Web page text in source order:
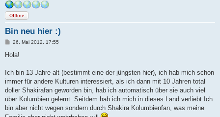
Offline
Bin neu hier :)
B
i
a
26. Mai 2012, 17:55
Hola!
Ich bin 13 Jahre alt (bestimmt eine der jüngsten hier), ich hab mich schon
immer für andere Kulturen interessiert, als ich dann mit 10 Jahren total
doller Shakirafan geworden bin, hab ich automatisch über sie auch viel
über Kolumbien gelernt. Seitdem hab ich mich in dieses Land verliebt.Ich
bin aber nicht wegen sondern durch Shakira Kolumbienfan, was meine